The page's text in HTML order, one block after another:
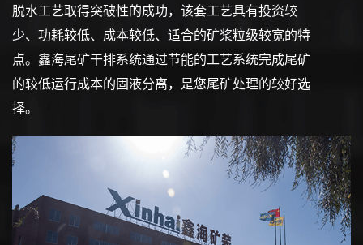
脱水工艺取得突破性的成功，该套工艺具有投资较
少、功耗较低、成本较低、适合的矿浆粒级较宽的特
点。鑫海尾矿干排系统通过节能的工艺系统完成尾矿
的较低运行成本的固液分离，是您尾矿处理的较好选
择。